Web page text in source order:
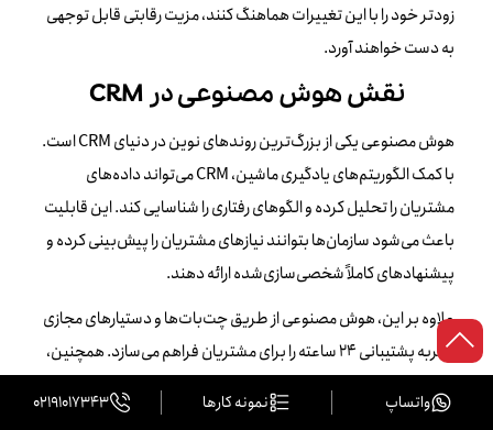
زودتر خود را با این تغییرات هماهنگ کنند، مزیت رقابتی قابل توجهی
به دست خواهند آورد.
نقش هوش مصنوعی در CRM
هوش مصنوعی یکی از بزرگ‌ترین روندهای نوین در دنیای CRM است.
با کمک الگوریتم‌های یادگیری ماشین، CRM می‌تواند داده‌های
مشتریان را تحلیل کرده و الگوهای رفتاری را شناسایی کند. این قابلیت
باعث می‌شود سازمان‌ها بتوانند نیازهای مشتریان را پیش‌بینی کرده و
پیشنهادهای کاملاً شخصی‌سازی‌شده ارائه دهند.
علاوه بر این، هوش مصنوعی از طریق چت‌بات‌ها و دستیارهای مجازی
تجربه پشتیبانی ۲۴ ساعته را برای مشتریان فراهم می‌سازد. همچنین،
سیستم‌های هوشمند می‌توانند سرنخ‌های باکیفیت‌تر را شناسایی
کرده و زمان تیم فروش را بهینه کنند. در نتیجه، AI باعث افزایش
واتساپ نمونه کارها 02191017343